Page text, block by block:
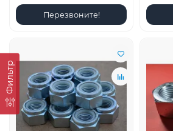
Фильтр
Перезвоните!